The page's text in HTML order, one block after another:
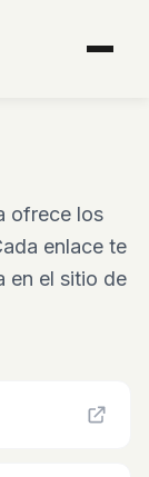
ofrece los
enlace te
en el sitio de